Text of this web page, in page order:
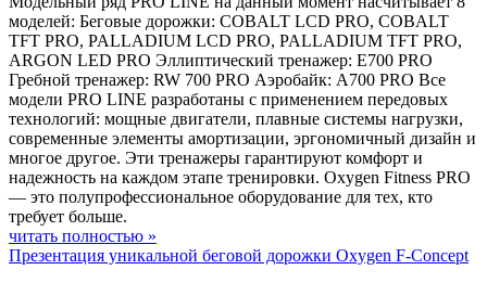
моделей: Беговые дорожки: COBALT LCD PRO, COBALT
TFT PRO, PALLADIUM LCD PRO, PALLADIUM TFT PRO,
ARGON LED PRO Эллиптический тренажер: E700 PRO
Гребной тренажер: RW 700 PRO Аэробайк: A700 PRO Все
модели PRO LINE разработаны с применением передовых
технологий: мощные двигатели, плавные системы нагрузки,
современные элементы амортизации, эргономичный дизайн и
многое другое. Эти тренажеры гарантируют комфорт и
надежность на каждом этапе тренировки. Oxygen Fitness PRO
— это полупрофессиональное оборудование для тех, кто
требует больше.
читать полностью »
Презентация уникальной беговой дорожки Oxygen F-Concept